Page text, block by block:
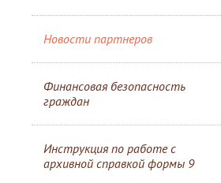
Новости партнеров
Финансовая безопасность
граждан
Инструкция по работе с
архивной справкой формы 9